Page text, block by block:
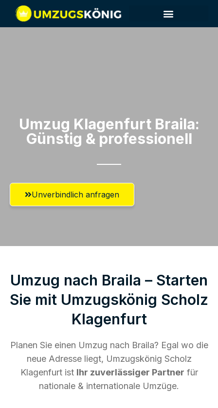
Umzug Klagenfurt​ Braila:
Günstig & professionell​
Unverbindlich anfragen
Umzug nach Braila – Starten
Sie mit Umzugskönig Scholz
Klagenfurt
Planen Sie einen Umzug nach Braila? Egal wo die
neue Adresse liegt, Umzugskönig Scholz
Klagenfurt ist Ihr zuverlässiger Partner für
nationale & internationale Umzüge.